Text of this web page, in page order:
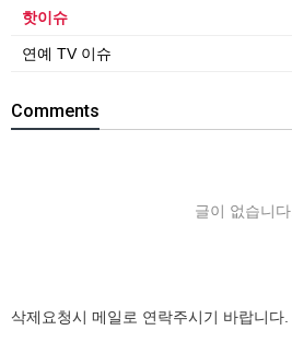
핫이슈
연예 TV 이슈
Comments
글이 없습니다.
삭제요청시 메일로 연락주시기 바랍니다.